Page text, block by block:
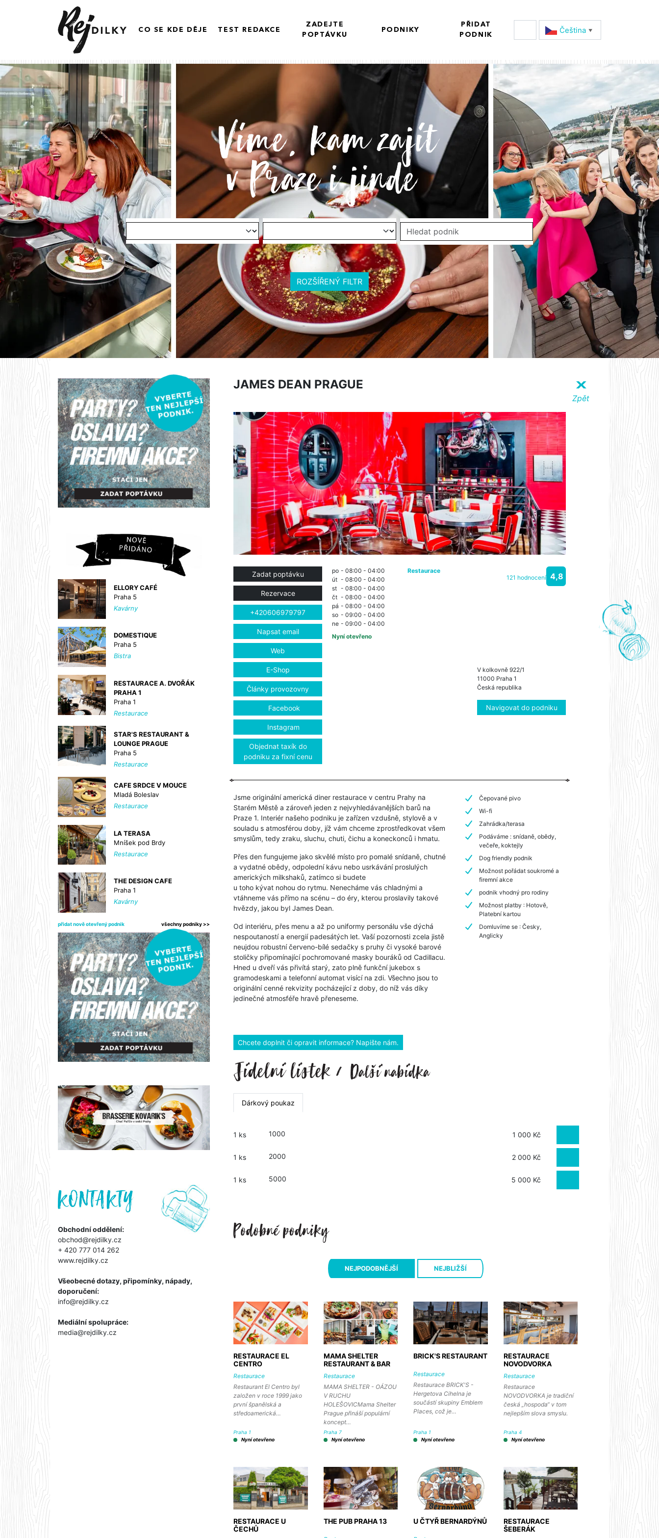
CO SE KDE DĚJE TEST REDAKCE
ZADEJTE
POPTÁVKU
PODNIKY
PŘIDAT
PODNIK
Čeština‎ ▼
ROZŠÍŘENÝ FILTR
ELLORY CAFÉ
Praha 5
Kavárny
DOMESTIQUE
Praha 5
Bistra
RESTAURACE A. DVOŘÁK
PRAHA 1
Praha 1
Restaurace
STAR'S RESTAURANT &
LOUNGE PRAGUE
Praha 5
Restaurace
CAFE SRDCE V MOUCE
Mladá Boleslav
Restaurace
LA TERASA
Mníšek pod Brdy
Restaurace
THE DESIGN CAFE
Praha 1
Kavárny
přidat nově otevřený podnik všechny podniky >>
Předchozí Další
Obchodní oddělení:
obchod@rejdilky.cz
+ 420 777 014 262
www.rejdilky.cz
Všeobecné dotazy, připomínky, nápady,
doporučení:
info@rejdilky.cz
Mediální spolupráce:
media@rejdilky.cz
JAMES DEAN PRAGUE X
Zpět
Zadat poptávku
Rezervace
+420606979797
Napsat email
Web
E-Shop
Články provozovny
Facebook
Instagram
Objednat taxík do
podniku za fixní cenu
po - 08:00 - 04:00
út - 08:00 - 04:00
st - 08:00 - 04:00
čt - 08:00 - 04:00
pá - 08:00 - 04:00
so - 09:00 - 04:00
ne - 09:00 - 04:00
Nyní otevřeno
Restaurace
121 hodnocení 4,8
V kolkovně 922/1
11000 Praha 1
Česká republika
Navigovat do podniku
Jsme originální americká diner restaurace v centru Prahy na
Starém Městě a zároveň jeden z nejvyhledávanějších barů na
Praze 1. Interiér našeho podniku je zařízen vzdušně, stylově a v
souladu s atmosférou doby, jíž vám chceme zprostředkovat všem
smyslům, tedy zraku, sluchu, chuti, čichu a koneckonců i hmatu.
Přes den fungujeme jako skvělé místo pro pomalé snídaně, chutné
a vydatné obědy, odpolední kávu nebo usrkávání proslulých
amerických milkshaků, zatímco si budete
u toho kývat nohou do rytmu. Nenecháme vás chladnými a
vtáhneme vás přímo na scénu – do éry, kterou proslavily takové
hvězdy, jakou byl James Dean.
Od interiéru, přes menu a až po uniformy personálu vše dýchá
nespoutaností a energií padesátých let. Vaší pozornosti zcela jistě
neujdou robustní červeno-bílé sedačky s pruhy či vysoké barové
stoličky připomínající pochromované masky bouráků od Cadillacu.
Hned u dveří vás přivítá starý, zato plně funkční jukebox s
gramodeskami a telefonní automat visící na zdi. Všechno jsou to
originální cenné rekvizity pocházející z doby, do níž vás díky
jedinečné atmosféře hravě přeneseme.
Čepované pivo
Wi-fi
Zahrádka/terasa
Podáváme : snídaně, obědy,
večeře, koktejly
Dog friendly podnik
Možnost pořádat soukromé a
firemní akce
podnik vhodný pro rodiny
Možnost platby : Hotově,
Platební kartou
Domluvíme se : Česky,
Anglicky
Chcete doplnit či opravit informace? Napište nám.
Dárkový poukaz
1 ks 1000 1 000 Kč
1 ks 2000 2 000 Kč
1 ks 5000 5 000 Kč
NEJPODOBNĚJŠÍ NEJBLIŽŠÍ
RESTAURACE EL
CENTRO
Restaurace
Restaurant El Centro byl
založen v roce 1999 jako
první španělská a
středoamerická…
Praha 1
Nyní otevřeno
MAMA SHELTER
RESTAURANT & BAR
Restaurace
MAMA SHELTER - OÁZOU
V RUCHU
HOLEŠOVICMama Shelter
Prague přináší populární
koncept…
Praha 7
Nyní otevřeno
BRICK'S RESTAURANT
Restaurace
Restaurace BRICK'S -
Hergetova Cihelna je
součástí skupiny Emblem
Places, což je…
Praha 1
Nyní otevřeno
RESTAURACE
NOVODVORKA
Restaurace
Restaurace
NOVODVORKA je tradiční
česká „hospoda“ v tom
nejlepším slova smyslu.
Praha 4
Nyní otevřeno
RESTAURACE U
ČECHŮ
THE PUB PRAHA 13 U ČTYŘ BERNARDÝNŮ
RESTAURACE
ŠEBERÁK